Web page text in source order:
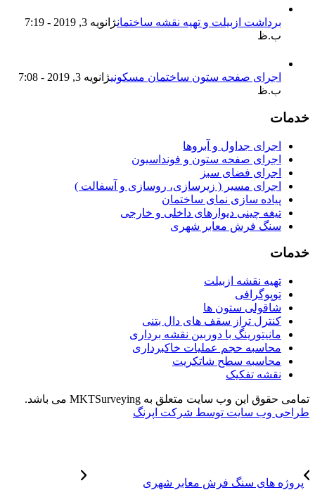
برداشت ازبیلت و تهیه نقشه ساختمان
ژانویه 3, 2019 - 7:19
ب.ظ
اجرای صفحه ستون ساختمان مسکونی
ژانویه 3, 2019 - 7:08
ب.ظ
خدمات
اجرای جداول و آبروها
اجرای صفحه ستون و فونداسیون
اجرای فضای سبز
اجرای مسیر ( زیرسازی، روسازی و آسفالت )
پیاده سازی نمای ساختمان
تیغه چینی دیوارهای داخلی و خارجی
سنگ فرش معابر شهری
خدمات
تهیه نقشه ازبیلت
توپوگرافی
شاقولی ستون ها
کنترل تراز سقف های دال بتنی
مانیتورینگ با دوربین نقشه برداری
محاسبه حجم عملیات خاکبرداری
محاسبه سطح شاتکریت
نقشه تفکیک
تمامی حقوق این وب سایت متعلق به MKTSurveying می باشد.
طراحی وب سایت توسط شرکت اپرنگ
پروژه های سنگ فرش معابر شهری